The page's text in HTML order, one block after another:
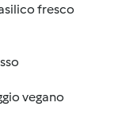
fresco
vegano